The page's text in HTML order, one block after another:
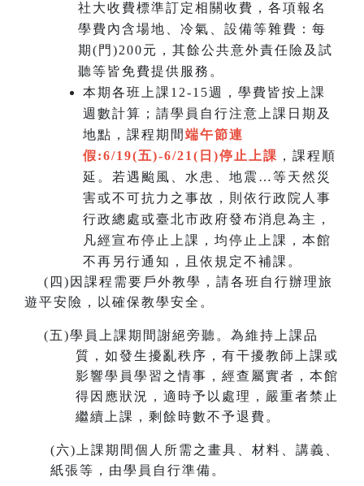
社大收費標準訂定相關收費，各項報名
學費內含場地、冷氣、設備等雜費：每
期(門)200元，其餘公共意外責任險及試
聽等皆免費提供服務。
本期各班上課12-15週，學費皆按上課
週數計算；請學員自行注意上課日期及
地點，課程期間 端午節連
假:6/19(五)-6/21(日)停止上課 ，課程順
延。若遇颱風、水患、地震…等天然災
害或不可抗力之事故，則依行政院人事
行政總處或臺北市政府發布消息為主，
凡經宣布停止上課，均停止上課，本館
不再另行通知，且依規定不補課。
( 四)因課程需要戶外教學，請各班自行辦理旅
遊平安險，以確保教學安全。
(五)學員上課期間謝絕旁聽。為維持上課品
質，如發生擾亂秩序，有干擾教師上課或
影響學員學習之情事，經查屬實者，本館
得因應狀況，適時予以處理，嚴重者禁止
繼續上課，剩餘時數不予退費。
(六)上課期間個人所需之畫具、材料、講義、
紙張等，由學員自行準備。